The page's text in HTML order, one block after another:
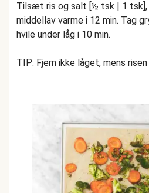
Tilsæt ris og salt [½ tsk | 1 tsk],
middellav varme i 12 min. Tag
hvile under låg i 10 min.
TIP: Fjern ikke låget, mens risen